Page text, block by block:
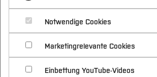
Studienangebote
Bachelorstudiengänge
Masterstudiengänge
Vor dem Studium
Bewerben & Einschreiben
Bewerbungsportal
Im Studium
Studienbüros und Prüfungen
Nach dem Studium
Forschung &
Profil
Forschungs- und Transferprofil
Schwerpunkte (FuT)
Beratung & Förderung
Nachhaltigkeit
Nachhaltigkeit studieren
International
Wann und wo Anmeldung
Mittwoch, 02.11.22 von 16.00 bis
AW 1-40
Notwendige Cookies
Marketingrelevante Cookies
Einbettung YouTube-Videos